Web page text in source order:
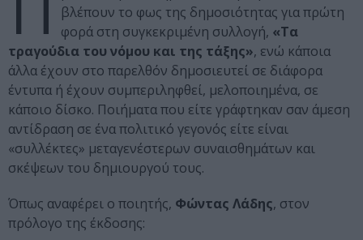
βλέπουν το φως της δημοσιότητας για πρώτη
φορά στη συγκεκριμένη συλλογή, «Τα
τραγούδια του νόμου και της τάξης», ενώ κάποια
άλλα έχουν στο παρελθόν δημοσιευτεί σε διάφορα
έντυπα ή έχουν συμπεριληφθεί, μελοποιημένα, σε
κάποιο δίσκο. Ποιήματα που είτε γράφτηκαν σαν άμεση
αντίδραση σε ένα πολιτικό γεγονός είτε είναι
«συλλέκτες» μεταγενέστερων συναισθημάτων και
σκέψεων του δημιουργού τους.
Όπως αναφέρει ο ποιητής, Φώντας Λάδης, στον
πρόλογο της έκδοσης: